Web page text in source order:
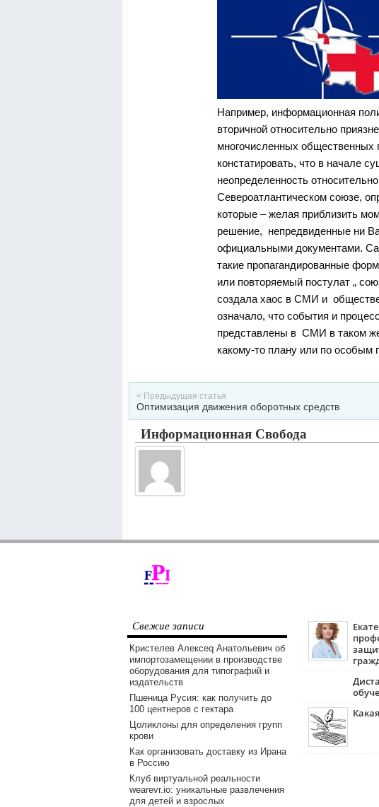
Например, информационная
вторичной относительно
многочисленных
констатировать, что в начале
неопределенность
Североатлантическом союзе,
которые – желая приблизить
решение, непредвиденные ни
официальными документами.
такие пропагандированные
или повторяемый постулат „
создала хаос в СМИ и
означало, что события и
представлены в СМИ в таком же
какому-то плану или по особым
< Предыдущая статья
Оптимизация движения оборотных средств
Информационная Свобода
Свежие записи
Кристелев Алексеq Анатольевич об
импортозамещении в производстве
оборудования для типографий и
издательств
Пшеница Русия: как получить до
100 центнеров с гектара
Цоликлоны для определения групп
крови
Как организовать доставку из Ирана
в Россию
Клуб виртуальной реальности
wearevr.io: уникальные развлечения
для детей и взрослых